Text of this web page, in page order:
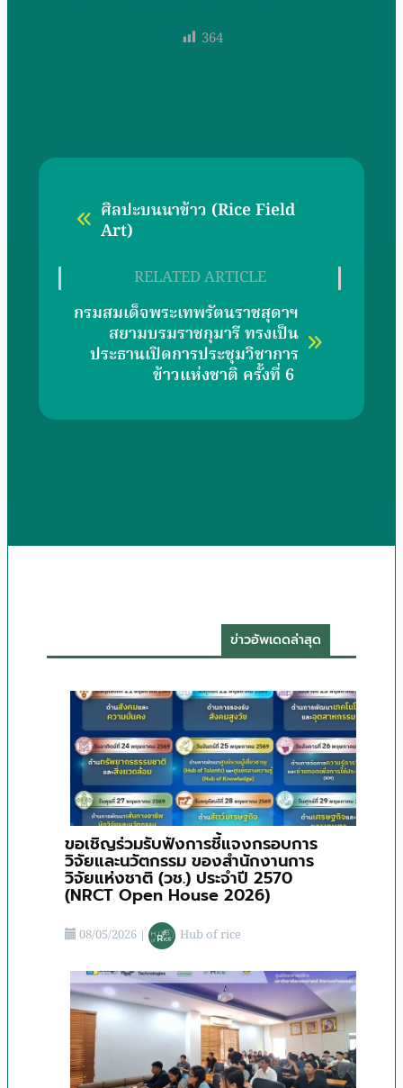
364
ศิลปะบนนาข้าว (Rice Field
Art)
RELATED ARTICLE
กรมสมเด็จพระเทพรัตนราชสุดาฯ
สยามบรมราชกุมารี ทรงเป็น
ประธานเปิดการประชุมวิชาการ
ข้าวแห่งชาติ ครั้งที่ 6
ข่าวอัพเดดล่าสุด
ขอเชิญร่วมรับฟังการชี้แจงกรอบการ
วิจัยและนวัตกรรม ของสำนักงานการ
วิจัยแห่งชาติ (วช.) ประจําปี 2570
(NRCT Open House 2026)
08/05/2026 | Hub of rice